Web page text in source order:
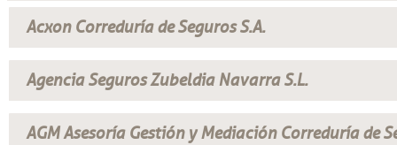
Acxon Correduría de Seguros S.A.
Agencia Seguros Zubeldia Navarra S.L.
AGM Asesoría Gestión y Mediación Correduría de